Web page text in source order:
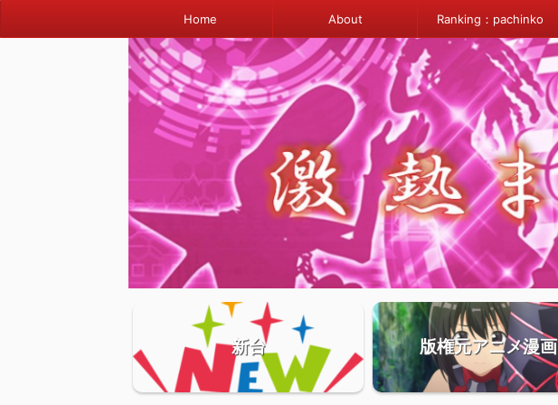
Home About Ranking：pachinko
新台 版権元アニメ漫画